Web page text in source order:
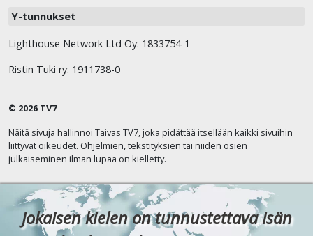
Y-tunnukset
Lighthouse Network Ltd Oy: 1833754-1
Ristin Tuki ry: 1911738-0
© 2026 TV7
Näitä sivuja hallinnoi Taivas TV7, joka pidättää itsellään kaikki sivuihin
liittyvät oikeudet. Ohjelmien, tekstityksien tai niiden osien
julkaiseminen ilman lupaa on kielletty.
Jokaisen kielen on tunnustettava Isän